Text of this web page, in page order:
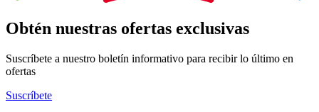
Obtén nuestras ofertas exclusivas
Suscríbete a nuestro boletín informativo para recibir lo último en
ofertas
Suscríbete